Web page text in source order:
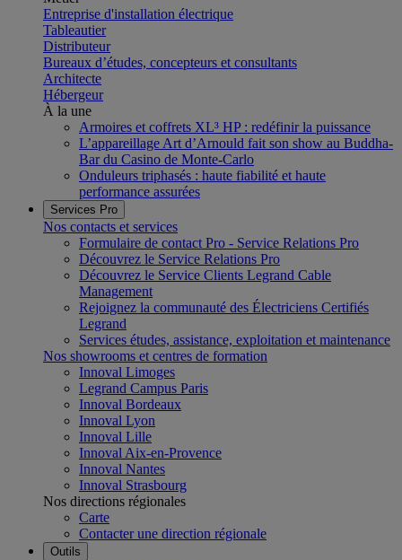
Entreprise d'installation électrique
Tableautier
Distributeur
Bureaux d’études, concepteurs et consultants
Architecte
Hébergeur
À la une
Armoires et coffrets XL³ HP : redéfinir la puissance
L’appareillage Art d’Arnould fait son show au Buddha-
Bar du Casino de Monte-Carlo
Onduleurs triphasés : haute fiabilité et haute
performance assurées
Services Pro
Nos contacts et services
Formulaire de contact Pro - Service Relations Pro
Découvrez le Service Relations Pro
Découvrez le Service Clients Legrand Cable
Management
Rejoignez la communauté des Électriciens Certifiés
Legrand
Services études, assistance, exploitation et maintenance
Nos showrooms et centres de formation
Innoval Limoges
Legrand Campus Paris
Innoval Bordeaux
Innoval Lyon
Innoval Lille
Innoval Aix-en-Provence
Innoval Nantes
Innoval Strasbourg
Nos directions régionales
Carte
Contacter une direction régionale
Outils